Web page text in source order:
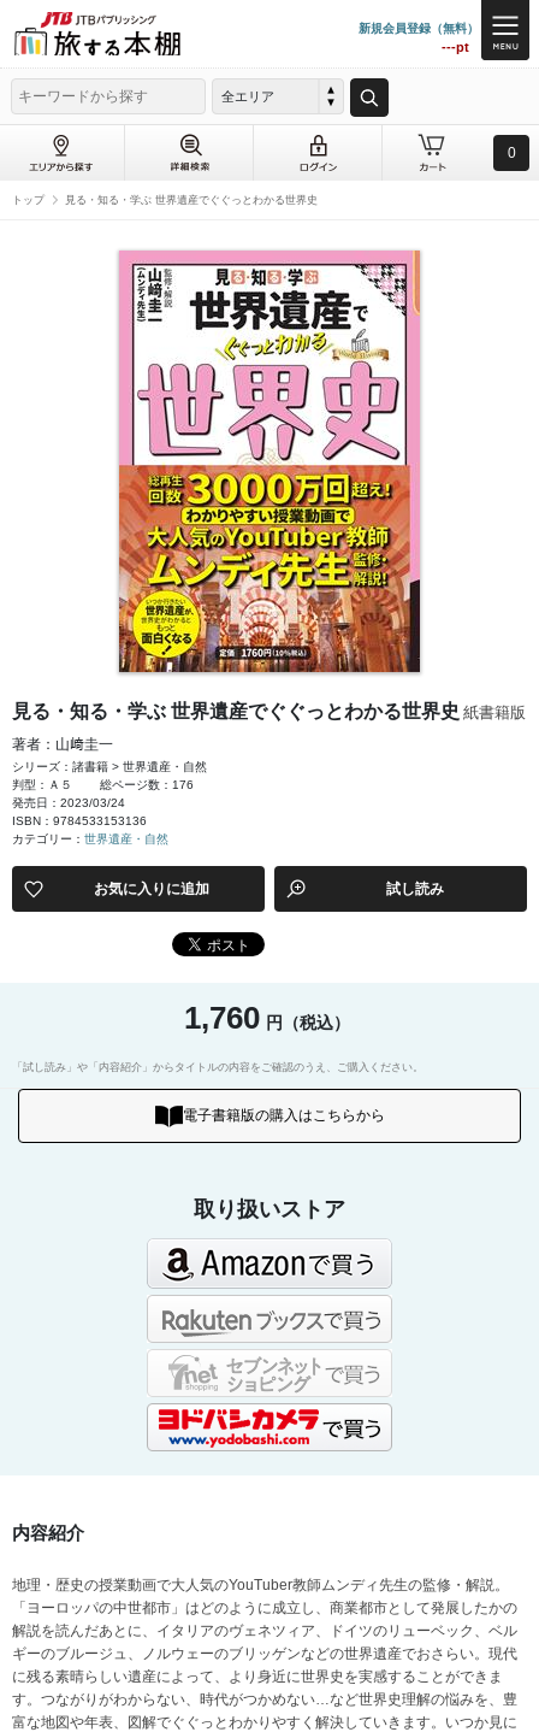
新規会員登録（無料）
---pt
全エリア
0
トップ 見る・知る・学ぶ 世界遺産でぐぐっとわかる世界史
見る・知る・学ぶ 世界遺産でぐぐっとわかる世界史 紙書籍版
著者：山﨑圭一
シリーズ：諸書籍 > 世界遺産・自然
判型：Ａ５
総ページ数：176
発売日：2023/03/24
ISBN：9784533153136
カテゴリー： 世界遺産・自然
お気に入りに追加 試し読み
1,760 円（税込）
「試し読み」や「内容紹介」からタイトルの内容をご確認のうえ、ご購入ください。
電子書籍版の購入はこちらから
取り扱いストア
内容紹介
地理・歴史の授業動画で大人気のYouTuber教師ムンディ先生の監修・解説。
「ヨーロッパの中世都市」はどのように成立し、商業都市として発展したかの
解説を読んだあとに、イタリアのヴェネツィア、ドイツのリューベック、ベル
ギーのブルージュ、ノルウェーのブリッゲンなどの世界遺産でおさらい。現代
に残る素晴らしい遺産によって、より身近に世界史を実感することができま
す。つながりがわからない、時代がつかめない…など世界史理解の悩みを、豊
富な地図や年表、図解でぐぐっとわかりやすく解決していきます。いつか見に